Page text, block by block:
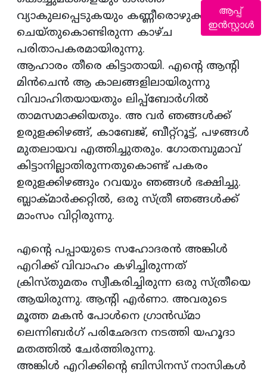
വ്യാകുലപ്പെടുകയും കണ്ണീരൊഴുക്കുകയും
ചെയ്തുകൊണ്ടിരുന്ന കാഴ്ച
പരിതാപകരമായിരുന്നു.
ആഹാരം തീരെ കിട്ടാതായി. എന്റെ ആന്റി
മിന്‍ചെന്‍ ആ കാലങ്ങളിലായിരുന്നു
വിവാഹിതയായതും ലിപ്പ്‌ബോര്‍ഗില്‍
താമസമാക്കിയതും. അ വര്‍ ഞങ്ങള്‍ക്ക്
ഉരുളക്കിഴങ്ങ്, കാബേജ്, ബീറ്റ്‌റൂട്ട്, പഴങ്ങള്‍
മുതലായവ എത്തിച്ചുതരും. ഗോതമ്പുമാവ്
കിട്ടാനില്ലാതിരുന്നതുകൊണ്ട് പകരം
ഉരുളക്കിഴങ്ങും റവയും ഞങ്ങള്‍ ഭക്ഷിച്ചു.
ബ്ലാക്മാര്‍ക്കറ്റില്‍, ഒരു സ്ത്രീ ഞങ്ങള്‍ക്ക്
മാംസം വിറ്റിരുന്നു.
എന്റെ പപ്പായുടെ സഹോദരന്‍ അങ്കിള്‍
എറിക്ക് വിവാഹം കഴിച്ചിരുന്നത്
ക്രിസ്തുമതം സ്വീകരിച്ചിരുന്ന ഒരു സ്ത്രീയെ
ആയിരുന്നു. ആന്റി എര്‍ണാ. അവരുടെ
മൂത്ത മകന്‍ പോള്‍നെ ഗ്രാന്‍ഡ്മാ
ലെന്നിബര്‍ഗ് പരിഛേദന നടത്തി യഹൂദാ
മതത്തില്‍ ചേര്‍ത്തിരുന്നു.
അങ്കിള്‍ എറിക്കിന്റെ ബിസിനസ് നാസികള്‍
ആപ്പ്
ഇൻസ്റ്റാൾ